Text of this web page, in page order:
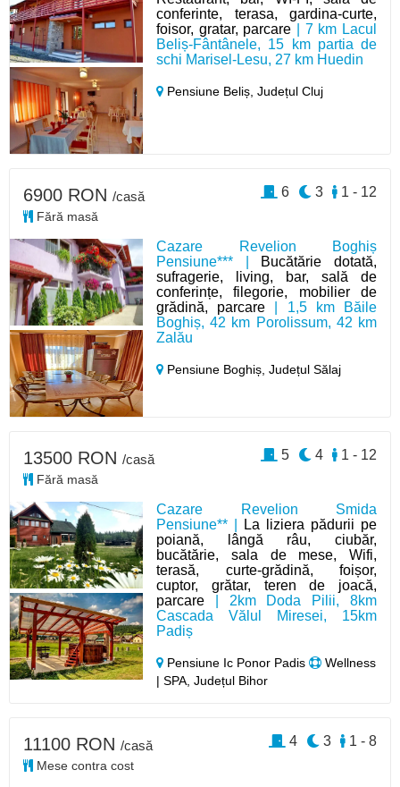
conferinte, terasa, gardina-curte,
foisor, gratar, parcare | 7 km Lacul
Beliș-Fântânele, 15 km partia de
schi Marisel-Lesu, 27 km Huedin
Pensiune Beliș,Județul Cluj
Cazare Revelion Boghiș
Pensiune*** | Bucătărie dotată,
sufragerie, living, bar, sală de
conferințe, filegorie, mobilier de
grădină, parcare | 1,5 km Băile
Boghiș, 42 km Porolissum, 42 km
Zalău
Pensiune Boghiș,Județul Sălaj
6900 RON /casă
Fără masă
1 - 12
3
6
Cazare Revelion Smida
Pensiune** |
La liziera pădurii pe
poiană, lângă râu, ciubăr,
bucătărie, sala de mese, Wifi,
terasă, curte-grădină, foișor,
cuptor, grătar, teren de joacă,
parcare | 2km Doda Pilii, 8km
Cascada Vălul Miresei, 15km
Padiș
Pensiune Ic Ponor Padis
Wellness
| SPA, Județul Bihor
13500 RON /casă
Fără masă
1 - 12
4
5
11100 RON /casă
Mese contra cost
1 - 8
3
4